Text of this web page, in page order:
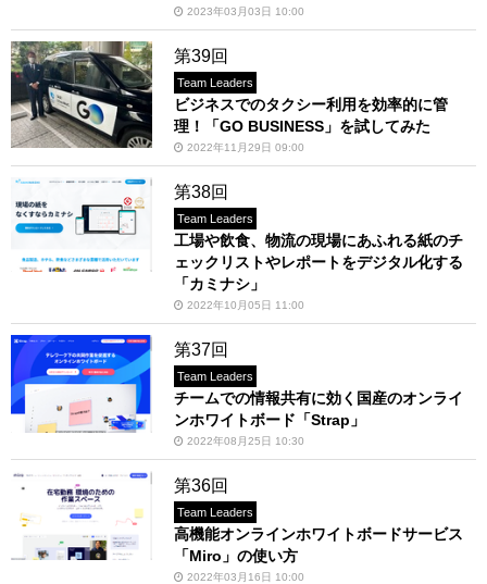
2023年03月03日 10:00
第39回
Team Leaders
ビジネスでのタクシー利用を効率的に管
理！「GO BUSINESS」を試してみた
2022年11月29日 09:00
第38回
Team Leaders
工場や飲食、物流の現場にあふれる紙のチ
ェックリストやレポートをデジタル化する
「カミナシ」
2022年10月05日 11:00
第37回
Team Leaders
チームでの情報共有に効く国産のオンライ
ンホワイトボード「Strap」
2022年08月25日 10:30
第36回
Team Leaders
高機能オンラインホワイトボードサービス
「Miro」の使い方
2022年03月16日 10:00